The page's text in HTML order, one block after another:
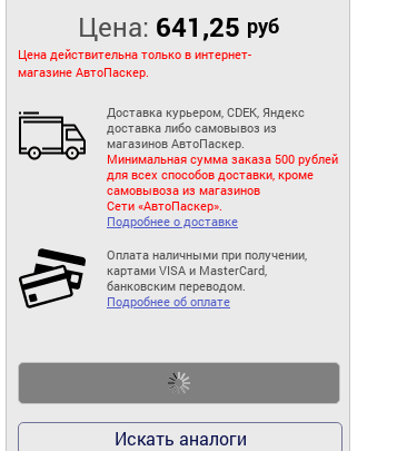
Цена: 641,25 руб
Цена действительна только в интернет-
магазине АвтоПаскер.
Доставка курьером, CDEK, Яндекс
доставка либо самовывоз из
магазинов АвтоПаскер.
Минимальная сумма заказа 500 рублей
для всех способов доставки, кроме
самовывоза из магазинов
Сети «АвтоПаскер».
Подробнее о доставке
Оплата наличными при получении,
картами VISA и MasterCard,
банковским переводом.
Подробнее об оплате
Искать аналоги